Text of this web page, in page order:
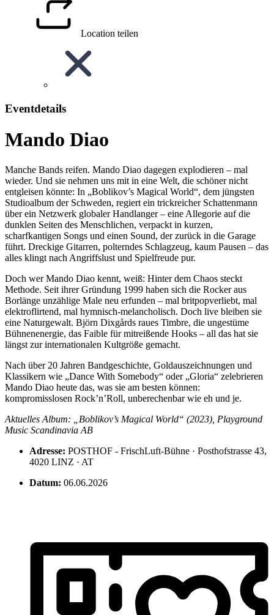
Location teilen
Eventdetails
Mando Diao
Manche Bands reifen. Mando Diao dagegen explodieren – mal
wieder. Und sie nehmen uns mit in eine Welt, die schöner nicht
entgleisen könnte: In „Boblikov’s Magical World“, dem jüngsten
Studioalbum der Schweden, regiert ein trickreicher Schattenmann
über ein Netzwerk globaler Handlanger – eine Allegorie auf die
dunklen Seiten des Menschlichen, verpackt in kurzen,
scharfkantigen Songs und einen Sound, der zurück in die Garage
führt. Dreckige Gitarren, polterndes Schlagzeug, kaum Pausen – das
alles klingt nach Angriffslust und Spielfreude pur.
Doch wer Mando Diao kennt, weiß: Hinter dem Chaos steckt
Methode. Seit ihrer Gründung 1999 haben sich die Rocker aus
Borlänge unzählige Male neu erfunden – mal britpopverliebt, mal
elektroflirtend, mal hymnisch-melancholisch. Doch live bleiben sie
eine Naturgewalt. Björn Dixgårds raues Timbre, die ungestüme
Bühnenenergie, das Faible für mitreißende Hooks – all das hat sie
längst zur internationalen Kultgröße gemacht.
Nach über 20 Jahren Bandgeschichte, Goldauszeichnungen und
Klassikern wie „Dance With Somebody“ oder „Gloria“ zelebrieren
Mando Diao heute das, was sie am besten können:
kompromisslosen Rock’n’Roll, unberechenbar wie eh und je.
Aktuelles Album: „Boblikov’s Magical World“ (2023), Playground
Music Scandinavia AB
Adresse: POSTHOF - FrischLuft-Bühne · Posthofstrasse 43,
4020 LINZ · AT
Datum: 06.06.2026